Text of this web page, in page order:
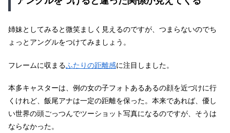
姉妹としてみると微笑ましく見えるのですが、つまらないのでち
ょっとアングルをつけてみましょう。
フレームに収まるふたりの距離感に注目しました。
本多キャスターは、例の女の子フォトあるあるの顔を近づけに行
くけれど、飯尾アナは一定の距離を保った。本来であれば、優し
い世界の頭ごっつんでツーショット写真になるのですが、そうは
ならなかった。